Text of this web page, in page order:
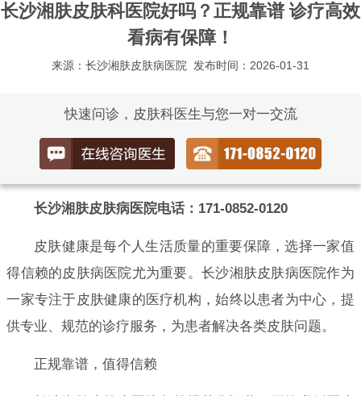
长沙湘肤皮肤科医院好吗？正规靠谱 诊疗高效
看病有保障！
来源：长沙湘肤皮肤病医院 发布时间：2026-01-31
快速问诊，皮肤科医生与您一对一交流
长沙湘肤皮肤病医院电话：171-0852-0120
皮肤健康是每个人生活质量的重要保障，选择一家值
得信赖的皮肤病医院尤为重要。长沙湘肤皮肤病医院作为
一家专注于皮肤健康的医疗机构，始终以患者为中心，提
供专业、规范的诊疗服务，为患者解决各类皮肤问题。
正规靠谱，值得信赖